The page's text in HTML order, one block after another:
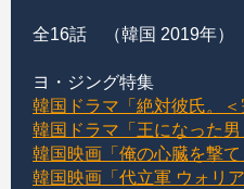
全16話 （韓国 2019年）
ヨ・ジング特集
韓国ドラマ「絶対彼氏。＜
韓国ドラマ「王になった
韓国映画「俺の心臓を撃て
韓国映画「代立軍 ウォリ